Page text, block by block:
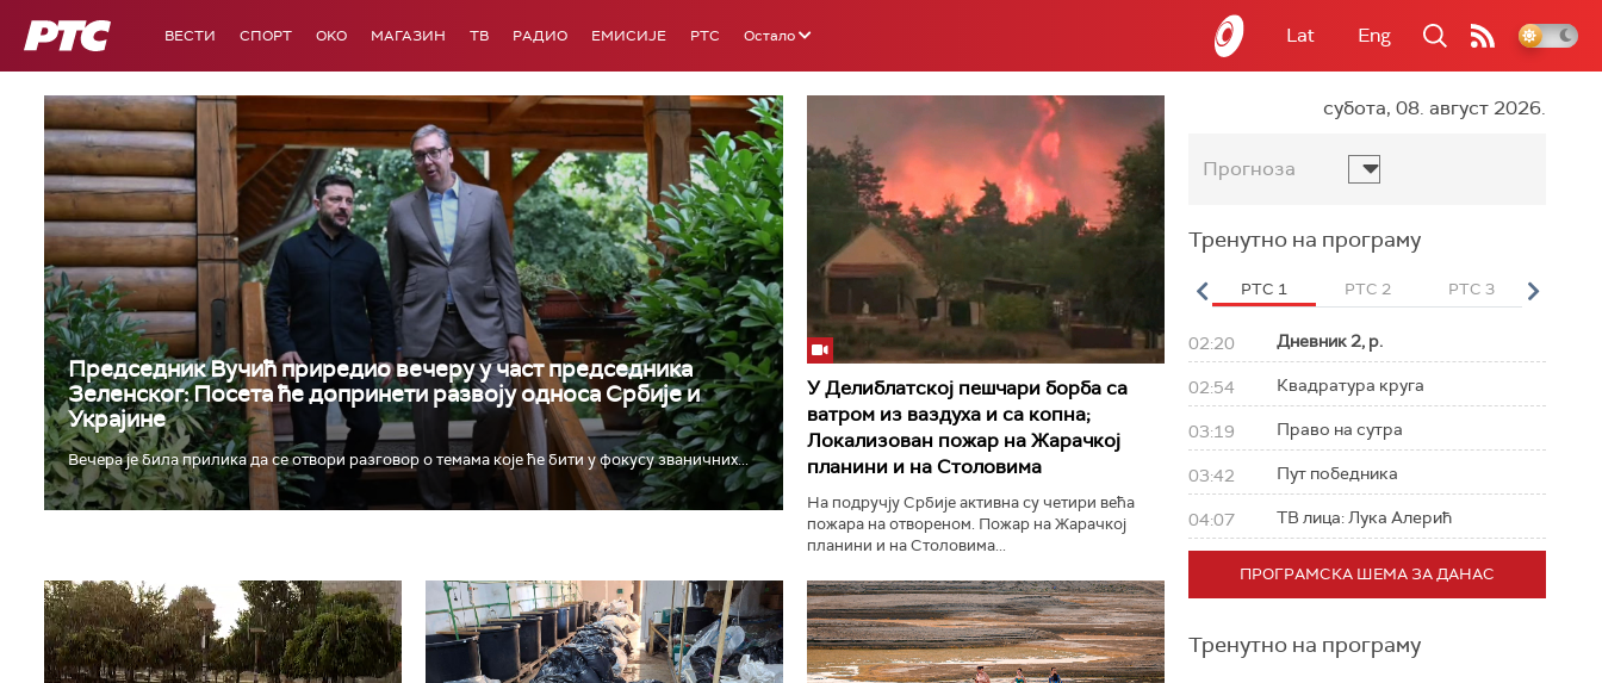
РТС ВЕСТИ СПОРТ OKO МАГАЗИН ТВ РАДИО ЕМИСИЈЕ РТС Остало Lat Eng
Председник Вучић приредио вечеру у част председника
Зеленског: Посета ће допринети развоју односа Србије и
Украјине
Вечера је била прилика да се отвори разговор о темама које ће бити у фокусу званичних...
У Делиблатској пешчари борба са
ватром из ваздуха и са копна;
Локализован пожар на Жарачкој
планини и на Столовима
На подручју Србије активна су четири већа
пожара на отвореном. Пожар на Жарачкој
планини и на Столовима...
субота, 08. август 2026.
Прогноза
Тренутно на програму
РТС 3 РТС Свет РТС 1 РТС 2 РТС 3 РТС
02:20 Дневник 2, р.
02:54 Квадратура круга
03:19 Право на сутра
03:42 Пут победника
04:07 ТВ лица: Лука Алерић
ПРОГРАМСКА ШЕМА ЗА ДАНАС
Тренутно на програму